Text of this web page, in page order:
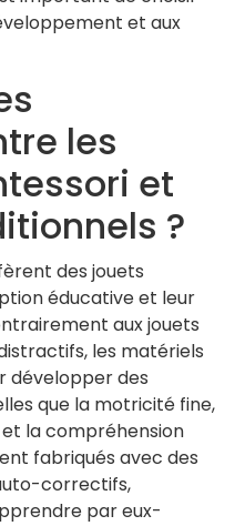
et aux
les
et
?
des jouets
éducative et leur
aux jouets
les matériels
développer des
que la motricité fine,
la compréhension
fabriqués avec des
correctifs,
par eux-